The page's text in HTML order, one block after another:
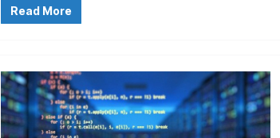
Read More